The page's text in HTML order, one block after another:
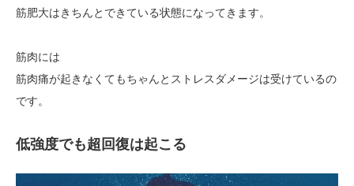
筋肥大はきちんとできている状態になってきます。
筋肉には
筋肉痛が起きなくてもちゃんとストレスダメージは受けているの
です。
低強度でも超回復は起こる